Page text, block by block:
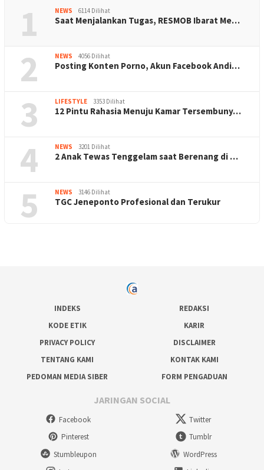
1 NEWS 6114 Dilihat
Saat Menjalankan Tugas, RESMOB Ibarat Me…
2 NEWS 4056 Dilihat
Posting Konten Porno, Akun Facebook Andi…
3 LIFESTYLE 3353 Dilihat
12 Pintu Rahasia Menuju Kamar Tersembuny…
4 NEWS 3201 Dilihat
2 Anak Tewas Tenggelam saat Berenang di …
5 NEWS 3146 Dilihat
TGC Jeneponto Profesional dan Terukur
INDEKS
REDAKSI
KODE ETIK
KARIR
PRIVACY POLICY
DISCLAIMER
TENTANG KAMI
KONTAK KAMI
PEDOMAN MEDIA SIBER
FORM PENGADUAN
JARINGAN SOCIAL
Facebook
Twitter
Pinterest
Tumblr
Stumbleupon
WordPress